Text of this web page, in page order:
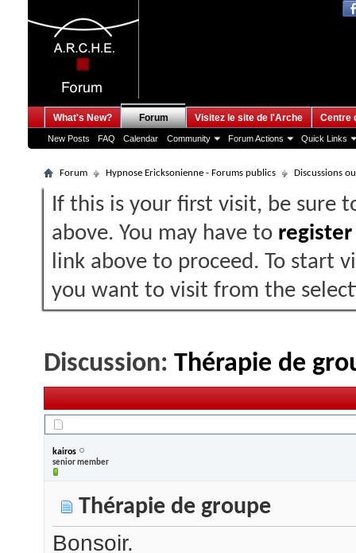
What's New? Forum
New Posts FAQ Calendar Community Forum Actions Quick Links
Visitez le site de l'Arche Centre
Forum Hypnose Ericksonienne - Forums publics Discussions
If this is your first visit, be sure
above. You may have to register
link above to proceed. To start
you want to visit from the
Discussion: Thérapie de
kairos
senior member
Thérapie de groupe
Bonsoir.